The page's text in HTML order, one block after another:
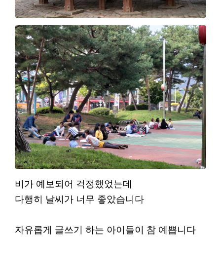
비가 예보되어 걱정했었는데
다행히 날씨가 너무 좋았습니다
자유롭게 글쓰기 하는 아이들이 참 예쁩니다